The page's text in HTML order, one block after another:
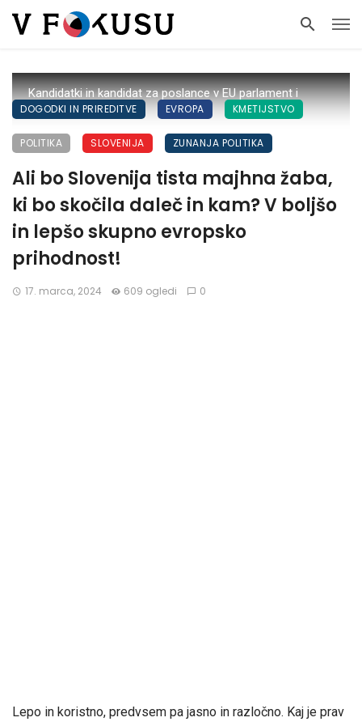
Kandidatki in kandidat za poslance v EU parlament i
Slovenije
DOGODKI IN PRIREDITVE EVROPA KMETIJSTVO
POLITIKA SLOVENIJA ZUNANJA POLITIKA
Ali bo Slovenija tista majhna žaba,
ki bo skočila daleč in kam? V boljšo
in lepšo skupno evropsko
prihodnost!
17. marca, 2024 609 ogledi 0
Lepo in koristno, predvsem pa jasno in razločno. Kaj je prav